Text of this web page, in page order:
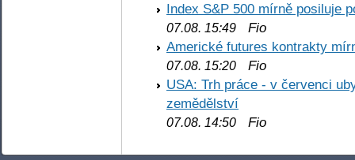
Index S&P 500 mírně posiluje
07.08. 15:49 Fio
Americké futures kontrakty
07.08. 15:20 Fio
USA: Trh práce - v červenci
zemědělství
07.08. 14:50 Fio